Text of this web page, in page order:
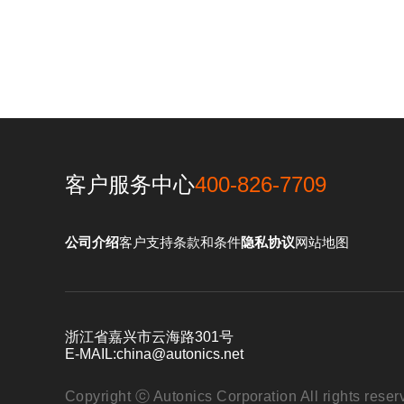
客户服务中心400-826-7709
公司介绍客户支持条款和条件隐私协议网站地图
浙江省嘉兴市云海路301号
E-MAIL:china@autonics.net
Copyright ⓒ Autonics Corporation All rights